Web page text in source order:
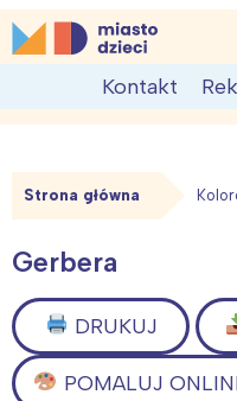
Skip
to
MiastoDzieci.pl
atrakcje dla dzieci,
Kontakt
Strona główna
Gerbera
DRUKUJ
POMALUJ